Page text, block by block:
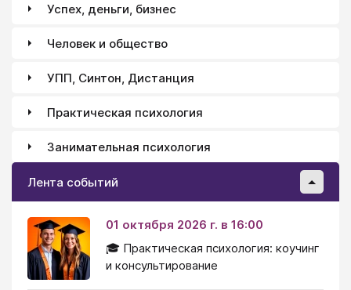
Успех, деньги, бизнес
Человек и общество
УПП, Синтон, Дистанция
Практическая психология
Занимательная психология
Лента событий
01 октября 2026 г. в 16:00
🎓 Практическая психология: коучинг
и консультирование